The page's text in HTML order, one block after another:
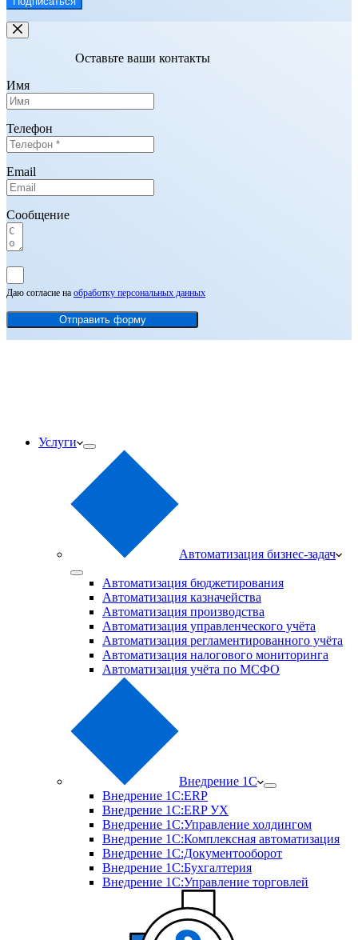
Оставьте ваши контакты
Имя
Телефон
Email
Сообщение
Даю согласие на обработку персональных данных
Отправить форму
Услуги
Автоматизация бизнес-задач
Автоматизация бюджетирования
Автоматизация казначейства
Автоматизация производства
Автоматизация управленческого учёта
Автоматизация регламентированного учёта
Автоматизация налогового мониторинга
Автоматизация учёта по МСФО
Внедрение 1С
Внедрение 1С:ERP
Внедрение 1С:ERP УХ
Внедрение 1С:Управление холдингом
Внедрение 1С:Комплексная автоматизация
Внедрение 1С:Документооборот
Внедрение 1С:Бухгалтерия
Внедрение 1С:Управление торговлей